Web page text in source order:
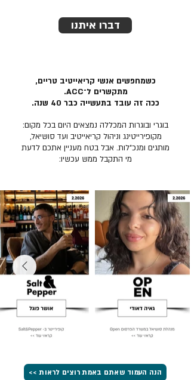
דברו איתנו
כשמחפשים אנשי קריאייטיב טריים,
מתקשרים ל־ACC.
ככה זה עובד בתעשייה כבר 40 שנה.
בוגרי ובוגרות המכללה נמצאים היום בכל מקום:
מקופירייטינג וניהול קריאייטיב ועד סושיאל,
מותגים ומנכ״לות. אבל בטח מעניין אתכם לדעת
מי התקבל ממש עכשיו:
הנה העמוד שאתם באמת רוצים לראות >>